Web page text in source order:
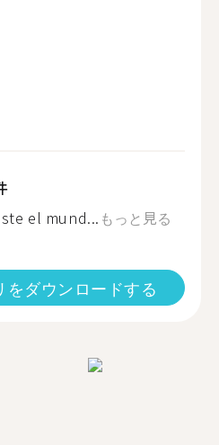
el mund... もっと見る
をダウンロードする